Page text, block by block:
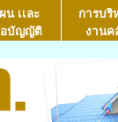
น เเละ
บัญญัติ
การบริ
งานค